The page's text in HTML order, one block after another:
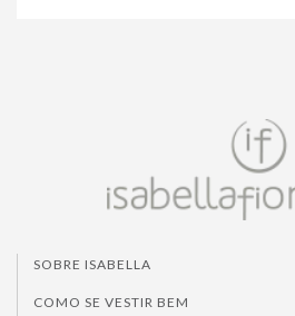
SOBRE ISABELLA
COMO SE VESTIR BEM